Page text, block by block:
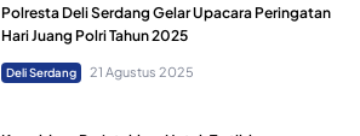
Polresta Deli Serdang Gelar Upacara Peringatan
Hari Juang Polri Tahun 2025
Deli Serdang 21 Agustus 2025